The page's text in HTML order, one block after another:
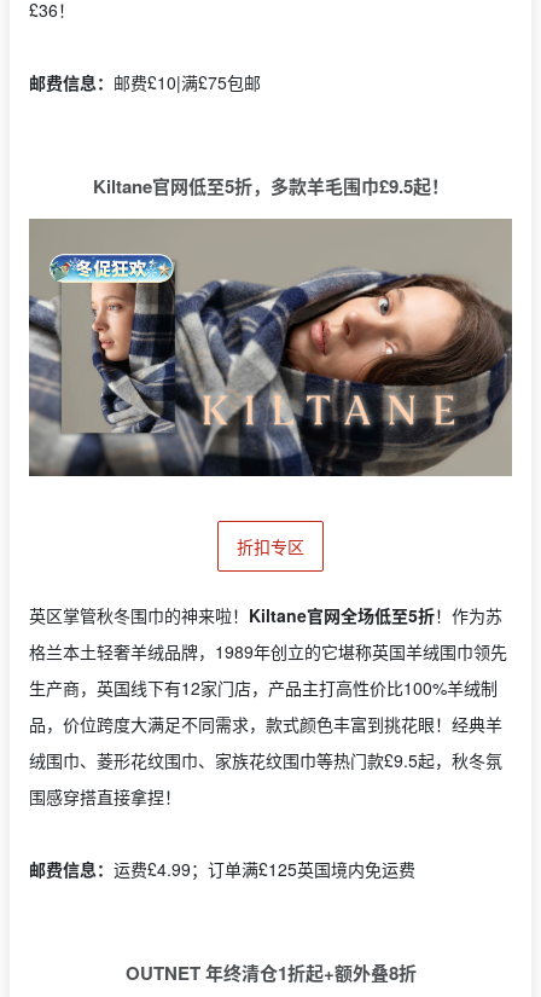
£36！
邮费信息： 邮费£10|满£75包邮
Kiltane官网低至5折，多款羊毛围巾£9.5起！
折扣专区
英区掌管秋冬围巾的神来啦！ Kiltane官网全场低至5折！作为苏
格兰本土轻奢羊绒品牌，1989年创立的它堪称英国羊绒围巾领先
生产商，英国线下有12家门店，产品主打高性价比100%羊绒制
品，价位跨度大满足不同需求，款式颜色丰富到挑花眼！经典羊
绒围巾、菱形花纹围巾、家族花纹围巾等热门款£9.5起，秋冬氛
围感穿搭直接拿捏！
邮费信息： 运费£4.99；订单满£125英国境内免运费
OUTNET 年终清仓1折起+额外叠8折